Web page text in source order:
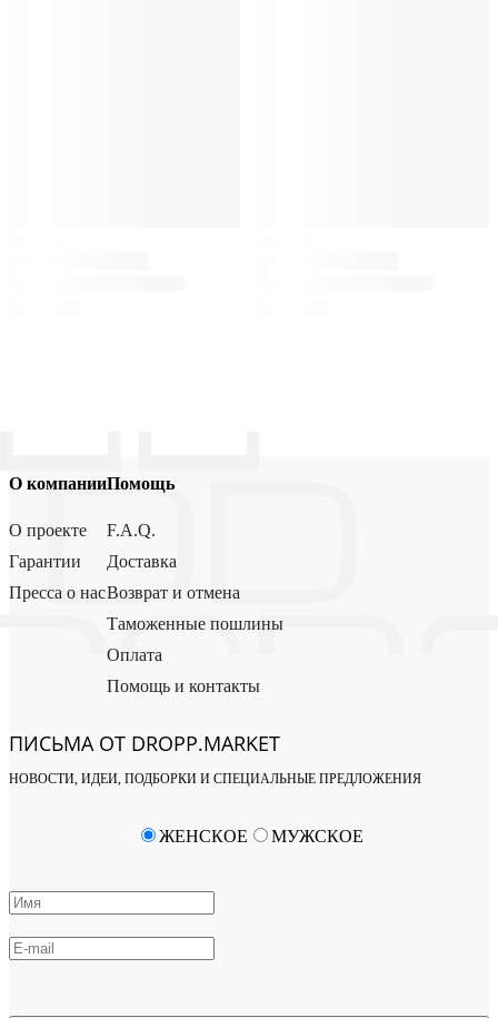
О компании
О проекте
Гарантии
Пресса о нас
Помощь
F.A.Q.
Доставка
Возврат и отмена
Таможенные пошлины
Оплата
Помощь и контакты
ПИСЬМА ОТ DROPP.MARKET
НОВОСТИ, ИДЕИ, ПОДБОРКИ И СПЕЦИАЛЬНЫЕ ПРЕДЛОЖЕНИЯ
ЖЕНСКОЕ МУЖСКОЕ